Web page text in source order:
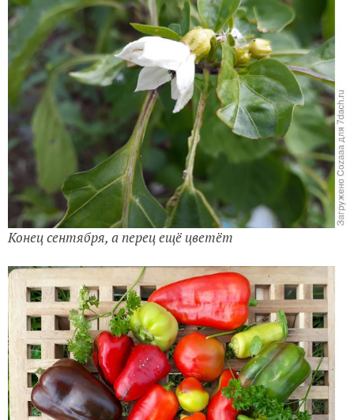
Конец сентября, а перец ещё цветёт